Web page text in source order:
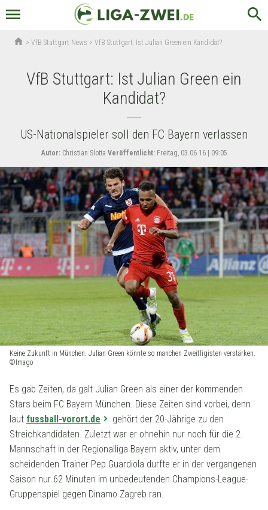
menu search
home >VfB Stuttgart News >VfB Stuttgart: Ist Julian Green ein Kandidat?
VfB Stuttgart: Ist Julian Green ein
Kandidat?
US-Nationalspieler soll den FC Bayern verlassen
Autor:Christian Slotta Veröffentlicht:Freitag, 03.06.16 | 09:05
Keine Zukunft in München. Julian Green könnte so manchen Zweitligisten verstärken.
©Imago
Es gab Zeiten, da galt Julian Green als einer der kommenden
Stars beim FC Bayern München. Diese Zeiten sind vorbei, denn
laut fussball-vorort.de
gehört der 20-Jährige zu den
Streichkandidaten. Zuletzt war er ohnehin nur noch für die 2.
Mannschaft in der Regionalliga Bayern aktiv, unter dem
scheidenden Trainer Pep Guardiola durfte er in der vergangenen
Saison nur 62 Minuten im unbedeutenden Champions-League-
Gruppenspiel gegen Dinamo Zagreb ran.